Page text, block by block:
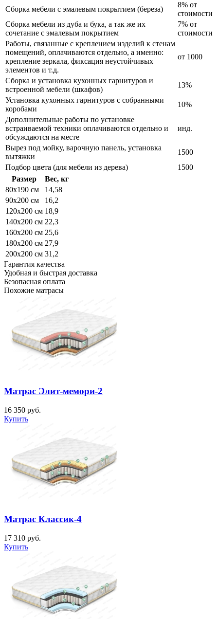
Сборка мебели с эмалевым покрытием (береза)
8% от
стоимости
Сборка мебели из дуба и бука, а так же их
сочетание с эмалевым покрытием
7% от
стоимости
Работы, связанные с креплением изделий к стенам
помещений, оплачиваются отдельно, а именно:
крепление зеркала, фиксация неустойчивых
элементов и т.д.
от 1000
Сборка и установка кухонных гарнитуров и
встроенной мебели (шкафов)
13%
Установка кухонных гарнитуров с собранными
коробами
10%
Дополнительные работы по установке
встраиваемой техники оплачиваются отдельно и
обсуждаются на месте
инд.
Вырез под мойку, варочную панель, установка
вытяжки
1500
Подбор цвета (для мебели из дерева)
1500
Размер
Вес, кг
80x190 см
14,58
90x200 см
16,2
120x200 см 18,9
140x200 см 22,3
160x200 см 25,6
180x200 см 27,9
200x200 см 31,2
Гарантия качества
Удобная и быстрая доставка
Безопасная оплата
Похожие матрасы
Матрас Элит-мемори-2
16 350 руб.
Купить
Матрас Классик-4
17 310 руб.
Купить